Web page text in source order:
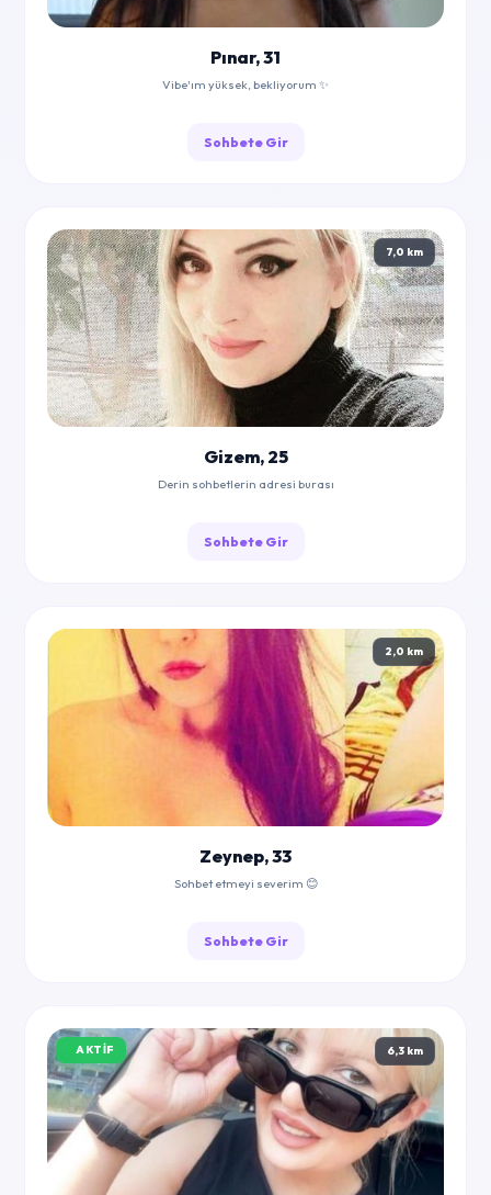
Pınar, 31
Vibe'ım yüksek, bekliyorum ✨
Sohbete Gir
7,0 km
Gizem, 25
Derin sohbetlerin adresi burası
Sohbete Gir
2,0 km
Zeynep, 33
Sohbet etmeyi severim 😊
Sohbete Gir
AKTIF 6,3 km